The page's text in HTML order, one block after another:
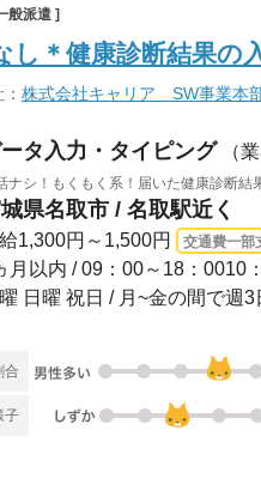
般派遣 ]
し＊健康診断結果
株式会社キャリア SW事業本
タ入力・タイピング （
ナシ！もくもく系！届いた健康診断
県名取市 / 名取駅近く
1,300円～1,500円 交通費一部
月以内 / 09：00～18：0010
日曜 祝日 / 月~金の間で週3
合
子